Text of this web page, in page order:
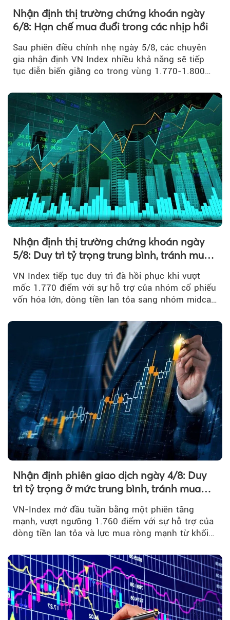
Theo
Nhận định thị trường chứng khoán ngày
6/8: Hạn chế mua đuổi trong các nhịp hồi
Sau phiên điều chỉnh nhẹ ngày 5/8, các chuyên
gia nhận định VN Index nhiều khả năng sẽ tiếp
tục diễn biến giằng co trong vùng 1.770-1.800
Nhận định thị trường chứng khoán ngày
5/8: Duy trì tỷ trọng trung bình, tránh mua
VN Index tiếp tục duy trì đà hồi phục khi vượt
mốc 1.770 điểm với sự hỗ trợ của nhóm cổ phiếu
vốn hóa lớn, dòng tiền lan tỏa sang nhóm midcap
Nhận định phiên giao dịch ngày 4/8: Duy
trì tỷ trọng ở mức trung bình, tránh mua
VN-Index mở đầu tuần bằng một phiên tăng
mạnh, vượt ngưỡng 1.760 điểm với sự hỗ trợ của
dòng tiền lan tỏa và lực mua ròng mạnh từ khối